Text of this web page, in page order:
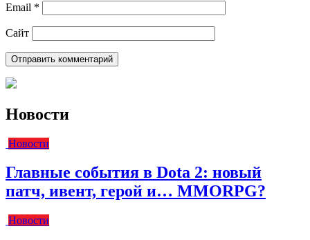
Email *
Сайт
Новости
Новости
Главные события в Dota 2: новый
патч, ивент, герой и… MMORPG?
Новости